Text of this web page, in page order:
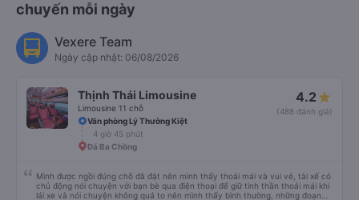
chuyến mỗi ngày
Vexere Team
Ngày cập nhật: 06/08/2026
Thịnh Thái Limousine
Limousine 11 chỗ
4.2
(488 đánh giá)
Văn phòng Lý Thường Kiệt
4 giờ 45 phút
Đá Ba Chồng
Mình được ngồi đúng chỗ đã đặt nên mình thấy thoải mái và vui vẻ, tài xế có
chủ động nói chuyện với bạn bè qua điện thoại để giữ tinh thần thoải mái khi
lái xe và nói chuyện không quá to nên mình thấy bình thường, những đoạn